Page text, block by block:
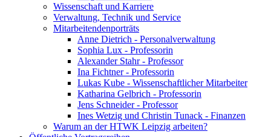
Wissenschaft und Karriere
Verwaltung, Technik und Service
Mitarbeitendenporträts
Anne Dietrich - Personalverwaltung
Sophia Lux - Professorin
Alexander Stahr - Professor
Ina Fichtner - Professorin
Lukas Kube - Wissenschaftlicher Mitarbeiter
Katharina Gelbrich - Professorin
Jens Schneider - Professor
Ines Wetzig und Christin Tunack - Finanzen
Warum an der HTWK Leipzig arbeiten?